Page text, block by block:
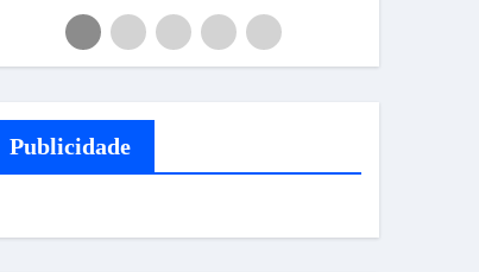
Publicidade